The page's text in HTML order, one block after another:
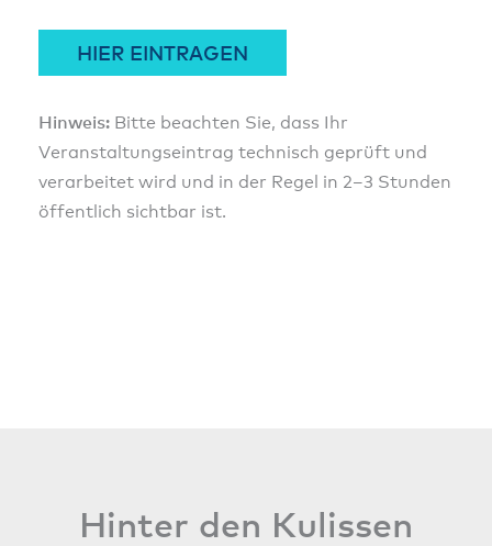
HIER EINTRAGEN
Hinweis:Bitte beachten Sie, dass Ihr
Veranstaltungseintrag technisch geprüft und
verarbeitet wird und in der Regel in 2–3 Stunden
öffentlich sichtbar ist.
Hinter den Kulissen